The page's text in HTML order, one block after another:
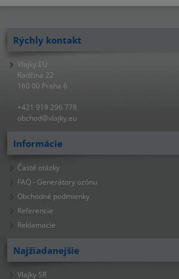
Rýchly kontakt
Vlajky.EU
Radčina 22
160 00 Praha 6
+421 919 296 778
obchod@vlajky.eu
Informácie
Časté otázky
FAQ - Generátory ozónu
Obchodné podmienky
Referencie
Reklamacie
Najžiadanejšie
Vlajky SR